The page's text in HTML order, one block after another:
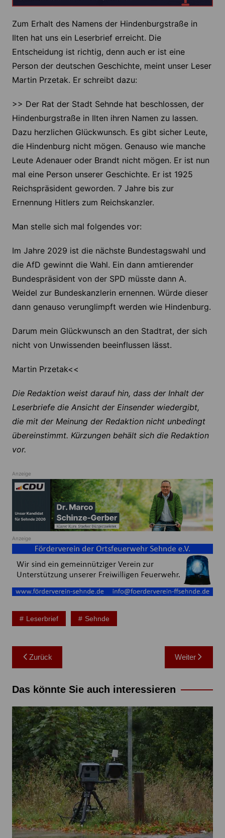
Zum Erhalt des Namens der Hindenburgstraße in
Ilten hat uns ein Leserbrief erreicht. Die
Entscheidung ist richtig, denn auch er ist eine
Person der deutschen Geschichte, meint unser Leser
Martin Przetak. Er schreibt dazu:
>> Der Rat der Stadt Sehnde hat beschlossen, der
Hindenburgstraße in Ilten ihren Namen zu lassen.
Dazu herzlichen Glückwunsch. Es gibt sicher Leute,
die Hindenburg nicht mögen. Genauso wie manche
Leute Adenauer oder Brandt nicht mögen. Er ist nun
mal eine Person unserer Geschichte. Er ist 1925
Reichspräsident geworden. 7 Jahre bis zur
Ernennung Hitlers zum Reichskanzler.
Man stelle sich mal folgendes vor:
Im Jahre 2029 ist die nächste Bundestagswahl und
die AfD gewinnt die Wahl. Ein dann amtierender
Bundespräsident von der SPD müsste dann A.
Weidel zur Bundeskanzlerin ernennen. Würde dieser
dann genauso verunglimpft werden wie Hindenburg.
Darum mein Glückwunsch an den Stadtrat, der sich
nicht von Unwissenden beeinflussen lässt.
Martin Przetak<<
Die Redaktion weist darauf hin, dass der Inhalt der
Leserbriefe die Ansicht der Einsender wiedergibt,
die mit der Meinung der Redaktion nicht unbedingt
übereinstimmt. Kürzungen behält sich die Redaktion
vor.
Anzeige
Anzeige
Leserbrief Sehnde
Beitragsnavigation
Zurück Weiter
Das könnte Sie auch interessieren